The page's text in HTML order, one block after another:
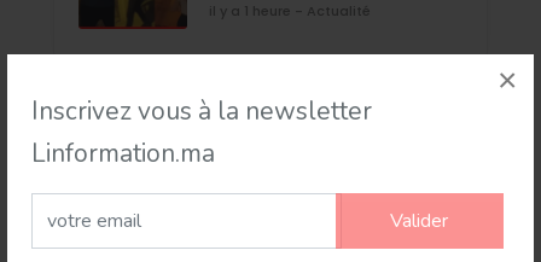
Inscrivez vous à la newsletter
Linformation.ma
Valider
×
il y a 1 heure - Actualité
Événement